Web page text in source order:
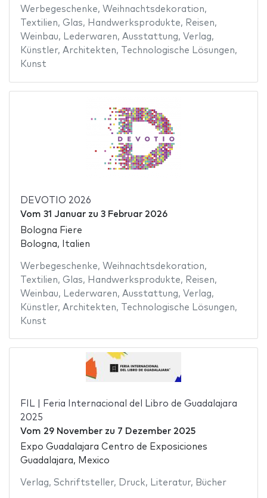
Werbegeschenke, Weihnachtsdekoration,
Textilien, Glas, Handwerksprodukte, Reisen,
Weinbau, Lederwaren, Ausstattung, Verlag,
Künstler, Architekten, Technologische Lösungen,
Kunst
DEVOTIO 2026
Vom 31 Januarzu 3 Februar 2026
Bologna Fiere
Bologna, Italien
Werbegeschenke, Weihnachtsdekoration,
Textilien, Glas, Handwerksprodukte, Reisen,
Weinbau, Lederwaren, Ausstattung, Verlag,
Künstler, Architekten, Technologische Lösungen,
Kunst
FIL | Feria Internacional del Libro de Guadalajara
2025
Vom 29 Novemberzu 7 Dezember 2025
Expo Guadalajara Centro de Exposiciones
Guadalajara, Mexico
Verlag, Schriftsteller, Druck, Literatur, Bücher